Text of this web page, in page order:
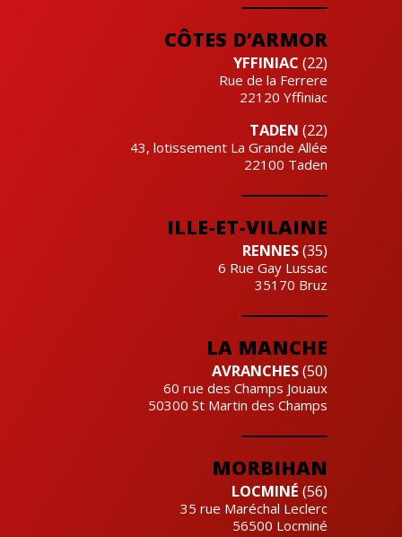
CÔTES D’ARMOR
YFFINIAC (22)
Rue de la Ferrere
22120 Yffiniac
TADEN (22)
43, lotissement La Grande Allée
22100 Taden
ILLE-ET-VILAINE
RENNES(35)
6 Rue Gay Lussac
35170 Bruz
LA MANCHE
AVRANCHES(50)
60 rue des Champs Jouaux
50300 St Martin des Champs
MORBIHAN
LOCMINÉ (56)
35 rue Maréchal Leclerc
56500 Locminé